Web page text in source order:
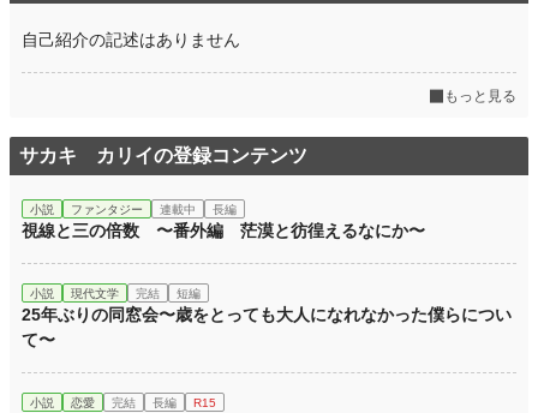
自己紹介の記述はありません
もっと見る
サカキ カリイの登録コンテンツ
小説 ファンタジー 連載中 長編
視線と三の倍数 〜番外編 茫漠と彷徨えるなにか〜
小説 現代文学 完結 短編
25年ぶりの同窓会〜歳をとっても大人になれなかった僕らについ
て〜
小説 恋愛 完結 長編 R15